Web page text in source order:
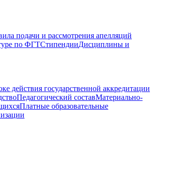
подачи и рассмотрения апелляций
по ФГТСтипендииДисциплины и
действия государственной аккредитации
Педагогический составМатериально-
Платные образовательные